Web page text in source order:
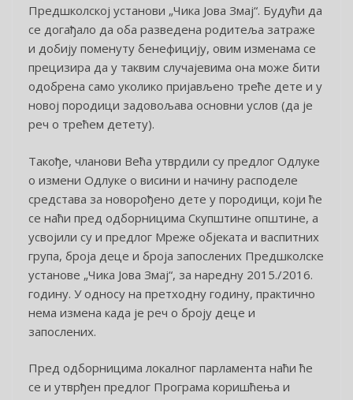
Предшколској установи „Чика Јова Змај“. Будући да
се догађало да оба разведена родитеља затраже
и добију поменуту бенефицију, овим изменама се
прецизира да у таквим случајевима она може бити
одобрена само уколико пријављено треће дете и у
новој породици задовољава основни услов (да је
реч о трећем детету).
Такође, чланови Већа утврдили су предлог Одлуке
о измени Одлуке о висини и начину расподеле
средстава за новорођено дете у породици, који ће
се наћи пред одборницима Скупштине општине, а
усвојили су и предлог Мреже објеката и васпитних
група, броја деце и броја запослених Предшколске
установе „Чика Јова Змај“, за наредну 2015./2016.
годину. У односу на претходну годину, практично
нема измена када је реч о броју деце и
запослених.
Пред одборницима локалног парламента наћи ће
се и утврђен предлог Програма коришћења и